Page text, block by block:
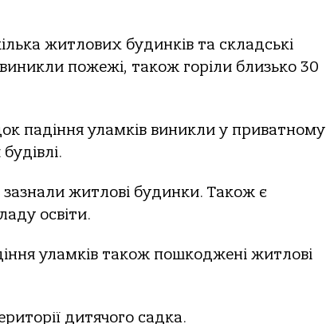
житлових будинків та складські
пожежі, також горіли близько 30
падіння уламків виникли у приватному
житлові будинки. Також є
освіти.
уламків також пошкоджені житлові
дитячого садка.